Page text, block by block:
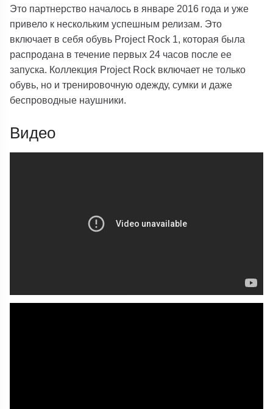
Это партнерство началось в январе 2016 года и уже
привело к нескольким успешным релизам. Это
включает в себя обувь Project Rock 1, которая была
распродана в течение первых 24 часов после ее
запуска. Коллекция Project Rock включает не только
обувь, но и тренировочную одежду, сумки и даже
беспроводные наушники.
Видео